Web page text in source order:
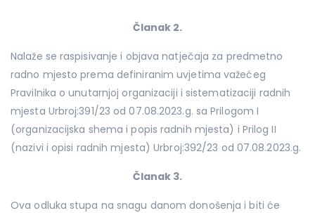
Članak 2.
Nalaže se raspisivanje i objava natječaja za predmetno
radno mjesto prema definiranim uvjetima važećeg
Pravilnika o unutarnjoj organizaciji i sistematizaciji radnih
mjesta Urbroj:391/23 od 07.08.2023.g. sa Prilogom I
(organizacijska shema i popis radnih mjesta) i Prilog II
(nazivi i opisi radnih mjesta) Urbroj:392/23 od 07.08.2023.g.
Članak 3.
Ova odluka stupa na snagu danom donošenja i biti će